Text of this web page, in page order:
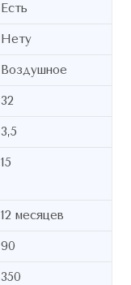
Есть
Нету
Воздушное
32
3,5
15
12 месяцев
90
350